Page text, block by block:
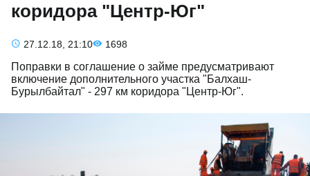
коридора "Центр-Юг"
27.12.18, 21:10 1698
Поправки в соглашение о займе предусматривают
включение дополнительного участка "Балхаш-
Бурылбайтал" - 297 км коридора "Центр-Юг".